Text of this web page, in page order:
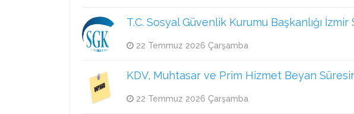
T.C. Sosyal Güvenlik Kurumu Başkanlığı
22 Temmuz 2026 Çarşamba
KDV, Muhtasar ve Prim Hizmet Beyan
22 Temmuz 2026 Çarşamba